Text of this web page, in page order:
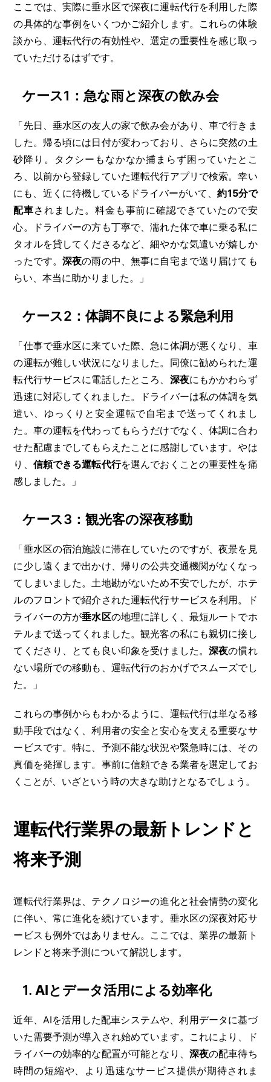
ここでは、実際に垂水区で深夜に運転代行を利用した際
の具体的な事例をいくつかご紹介します。これらの体験
談から、運転代行の有効性や、選定の重要性を感じ取っ
ていただけるはずです。
ケース1：急な雨と深夜の飲み会
「先日、垂水区の友人の家で飲み会があり、車で行きま
した。帰る頃には日付が変わっており、さらに突然の土
砂降り。タクシーもなかなか捕まらず困っていたとこ
ろ、以前から登録していた運転代行アプリで検索。幸い
にも、近くに待機しているドライバーがいて、約15分で
配車されました。料金も事前に確認できていたので安
心。ドライバーの方も丁寧で、濡れた体で車に乗る私に
タオルを貸してくださるなど、細やかな気遣いが嬉しか
ったです。深夜の雨の中、無事に自宅まで送り届けても
らい、本当に助かりました。」
ケース2：体調不良による緊急利用
「仕事で垂水区に来ていた際、急に体調が悪くなり、車
の運転が難しい状況になりました。同僚に勧められた運
転代行サービスに電話したところ、 深夜にもかかわらず
迅速に対応してくれました。ドライバーは私の体調を気
遣い、ゆっくりと安全運転で自宅まで送ってくれまし
た。車の運転を代わってもらうだけでなく、体調に合わ
せた配慮までしてもらえたことに感謝しています。やは
り、 信頼できる運転代行を選んでおくことの重要性を痛
感しました。」
ケース3：観光客の深夜移動
「垂水区の宿泊施設に滞在していたのですが、夜景を見
に少し遠くまで出かけ、帰りの公共交通機関がなくなっ
てしまいました。土地勘がないため不安でしたが、ホテ
ルのフロントで紹介された運転代行サービスを利用。ド
ライバーの方が垂水区の地理に詳しく、最短ルートでホ
テルまで送ってくれました。観光客の私にも親切に接し
てくださり、とても良い印象を受けました。深夜の慣れ
ない場所での移動も、運転代行のおかげでスムーズでし
た。」
これらの事例からもわかるように、運転代行は単なる移
動手段ではなく、利用者の安全と安心を支える重要なサ
ービスです。特に、予測不能な状況や緊急時には、その
真価を発揮します。事前に信頼できる業者を選定してお
くことが、いざという時の大きな助けとなるでしょう。
運転代行業界の最新トレンドと
将来予測
運転代行業界は、テクノロジーの進化と社会情勢の変化
に伴い、常に進化を続けています。垂水区の深夜対応サ
ービスも例外ではありません。ここでは、業界の最新ト
レンドと将来予測について解説します。
1. AIとデータ活用による効率化
近年、AIを活用した配車システムや、利用データに基づ
いた需要予測が導入され始めています。これにより、ド
ライバーの効率的な配置が可能となり、 深夜の配車待ち
時間の短縮や、より迅速なサービス提供が期待されま